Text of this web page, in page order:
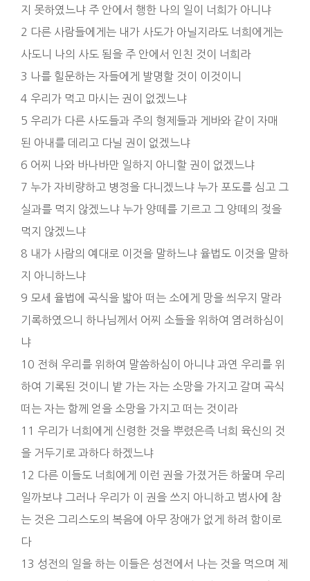
지 못하였느냐 주 안에서 행한 나의 일이 너희가 아니냐
2 다른 사람들에게는 내가 사도가 아닐지라도 너희에게는
사도니 나의 사도 됨을 주 안에서 인친 것이 너희라
3 나를 힐문하는 자들에게 발명할 것이 이것이니
4 우리가 먹고 마시는 권이 없겠느냐
5 우리가 다른 사도들과 주의 형제들과 게바와 같이 자매
된 아내를 데리고 다닐 권이 없겠느냐
6 어찌 나와 바나바만 일하지 아니할 권이 없겠느냐
7 누가 자비량하고 병정을 다니겠느냐 누가 포도를 심고 그
실과를 먹지 않겠느냐 누가 양떼를 기르고 그 양떼의 젖을
먹지 않겠느냐
8 내가 사람의 예대로 이것을 말하느냐 율법도 이것을 말하
지 아니하느냐
9 모세 율법에 곡식을 밟아 떠는 소에게 망을 씌우지 말라
기록하였으니 하나님께서 어찌 소들을 위하여 염려하심이
냐
10 전혀 우리를 위하여 말씀하심이 아니냐 과연 우리를 위
하여 기록된 것이니 밭 가는 자는 소망을 가지고 갈며 곡식
떠는 자는 함께 얻을 소망을 가지고 떠는 것이라
11 우리가 너희에게 신령한 것을 뿌렸은즉 너희 육신의 것
을 거두기로 과하다 하겠느냐
12 다른 이들도 너희에게 이런 권을 가졌거든 하물며 우리
일까보냐 그러나 우리가 이 권을 쓰지 아니하고 범사에 참
는 것은 그리스도의 복음에 아무 장애가 없게 하려 함이로
다
13 성전의 일을 하는 이들은 성전에서 나는 것을 먹으며 제